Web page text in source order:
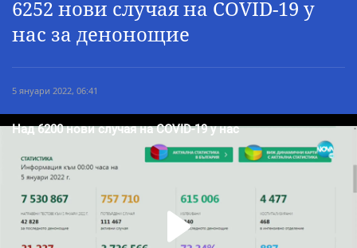
6252 нови случая на COVID-19 у
нас за денонощие
5 януари 2022, 06:41